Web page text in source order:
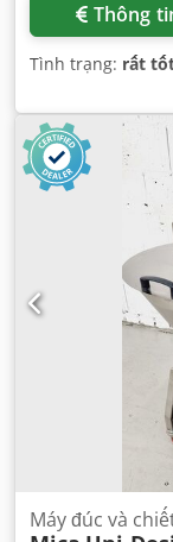
Thông
Tình trạng: rất
Máy đúc và